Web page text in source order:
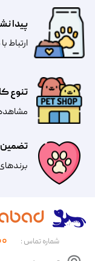
تضمین
تنوع
پیدا
​​​ارتباط
شماره تماس :